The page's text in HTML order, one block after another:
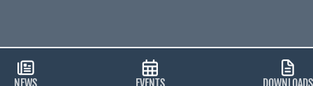
NEWS EVENTS DOWNLOADS